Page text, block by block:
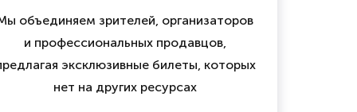
объединяем зрителей, организаторов
и профессиональных продавцов,
эксклюзивные билеты, которых
нет на других ресурсах